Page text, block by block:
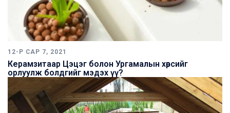
12-Р САР 7, 2021
Керамзитаар Цэцэг болон Ургамалын хөрсийг
орлуулж болдгийг мэдэх үү?